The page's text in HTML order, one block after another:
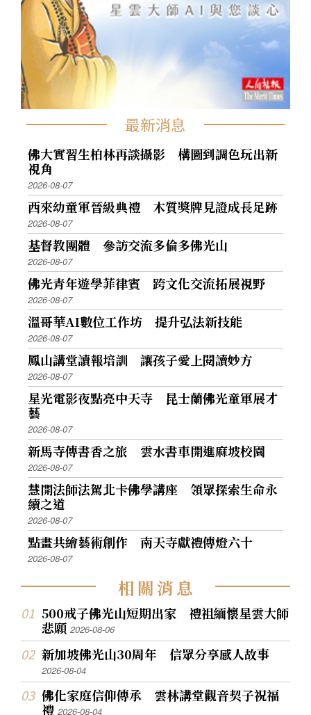
最新消息
佛大實習生柏林再談攝影 構圖到調色玩出新
視角
2026-08-07
西來幼童軍晉級典禮 木質獎牌見證成長足跡
2026-08-07
基督教團體 參訪交流多倫多佛光山
2026-08-07
佛光青年遊學菲律賓 跨文化交流拓展視野
2026-08-07
溫哥華AI數位工作坊 提升弘法新技能
2026-08-07
鳳山講堂讀報培訓 讓孩子愛上閱讀妙方
2026-08-07
星光電影夜點亮中天寺 昆士蘭佛光童軍展才
藝
2026-08-07
新馬寺傳書香之旅 雲水書車開進麻坡校園
2026-08-07
慧開法師法駕北卡佛學講座 領眾探索生命永
續之道
2026-08-07
點畫共繪藝術創作 南天寺獻禮傳燈六十
2026-08-07
相關消息
500戒子佛光山短期出家 禮祖緬懷星雲大師
悲願2026-08-06
新加坡佛光山30周年 信眾分享感人故事
2026-08-04
佛化家庭信仰傳承 雲林講堂觀音契子祝福
禮2026-08-04